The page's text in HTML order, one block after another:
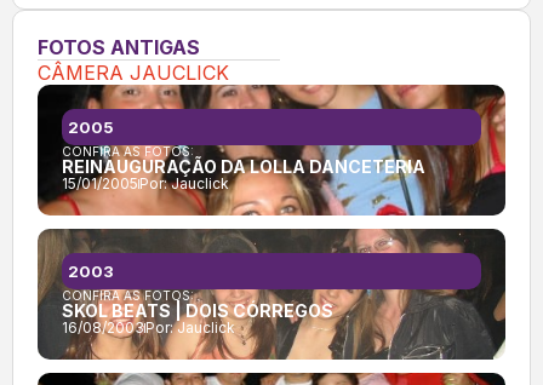
FOTOS ANTIGAS
CÂMERA JAUCLICK
CONFIRA AS FOTOS:
REINAUGURAÇÃO DA LOLLA DANCETERIA
15/01/2005 Por:Jauclick
2005
CONFIRA AS FOTOS:
SKOL BEATS | DOIS CÓRREGOS
16/08/2003Por:Jauclick
2003